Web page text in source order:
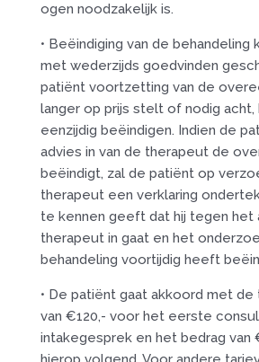
ogen noodzakelijk is.
• Beëindiging van de behandeling
met wederzijds goedvinden
patiënt voortzetting van de
langer op prijs stelt of nodig acht,
eenzijdig beëindigen. Indien de
advies in van de therapeut de
beëindigt, zal de patiënt op
therapeut een verklaring
te kennen geeft dat hij tegen het
therapeut in gaat en het
behandeling voortijdig heeft
• De patiënt gaat akkoord met
van €120,- voor het eerste
intakegesprek en het bedrag van